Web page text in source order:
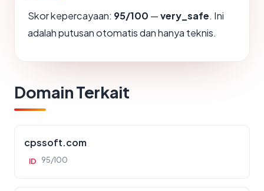
Skor kepercayaan: 95/100 —very_safe. Ini
adalah putusan otomatis dan hanya teknis.
Domain Terkait
cpssoft.com
ID 95/100